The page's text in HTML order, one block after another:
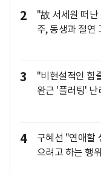
2
"故 서세원 떠
주, 동생과 절연
3
"비현설적인 힘
완근 '플러팅'
4
구혜선 "연애할
으려고 하는 행